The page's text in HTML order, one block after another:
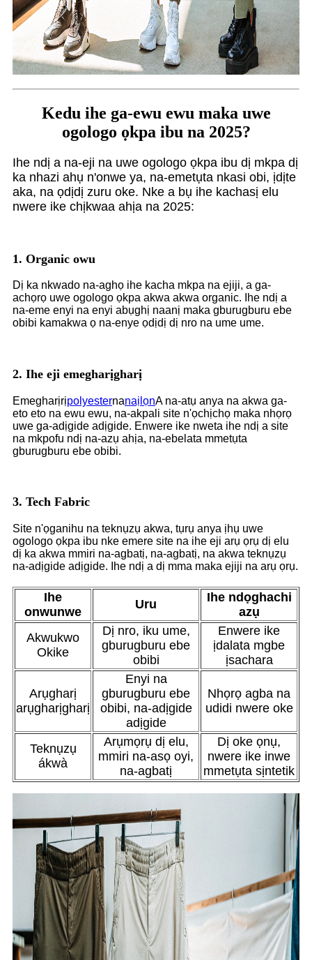
Kedu ihe ga-ewu ewu maka uwe
ogologo ọkpa ibu na 2025?
Ihe ndị a na-eji na uwe ogologo ọkpa ibu dị mkpa dị
ka nhazi ahụ n'onwe ya, na-emetụta nkasi obi, ịdịte
aka, na ọdịdị zuru oke. Nke a bụ ihe kachasị elu
nwere ike chịkwaa ahịa na 2025:
1. Organic owu
Dị ka nkwado na-aghọ ihe kacha mkpa na ejiji, a ga-
achọrọ uwe ogologo ọkpa akwa akwa organic. Ihe ndị a
na-eme enyi na enyi abụghị naanị maka gburugburu ebe
obibi kamakwa ọ na-enye ọdịdị dị nro na ume ume.
2. Ihe eji emegharịgharị
EmegharịrịpolyesternanaịlọnA na-atụ anya na akwa ga-
eto eto na ewu ewu, na-akpali site n'ọchịchọ maka nhọrọ
uwe ga-adịgide adịgide. Enwere ike nweta ihe ndị a site
na mkpofu ndị na-azụ ahịa, na-ebelata mmetụta
gburugburu ebe obibi.
3. Tech Fabric
Site n'ọganihu na teknụzụ akwa, tụrụ anya ịhụ uwe
ogologo ọkpa ibu nke emere site na ihe eji arụ ọrụ dị elu
dị ka akwa mmiri na-agbatị, na-agbatị, na akwa teknụzụ
na-adịgide adịgide. Ihe ndị a dị mma maka ejiji na arụ ọrụ.
Ihe
onwunwe
Uru
Ihe ndọghachi
azụ
Akwukwo
Okike
Dị nro, iku ume,
gburugburu ebe
obibi
Enwere ike
ịdalata mgbe
ịsachara
Arụgharị
arụgharịgharị
Enyi na
gburugburu ebe
obibi, na-adịgide
adịgide
Nhọrọ agba na
udidi nwere oke
Teknụzụ
ákwà
Arụmọrụ dị elu,
mmiri na-asọ oyi,
na-agbatị
Dị oke ọnụ,
nwere ike inwe
mmetụta sịntetik